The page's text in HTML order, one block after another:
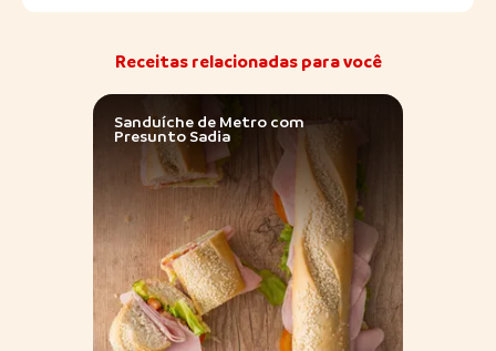
Receitas relacionadas para você
Sanduíche de Metro com
Presunto Sadia